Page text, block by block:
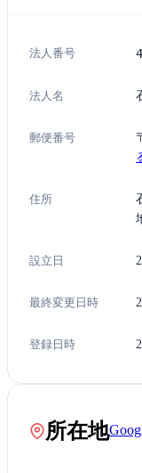
法人番号
法人名
郵便番号
住所
設立日
最終変更日時
登録日時
所在地